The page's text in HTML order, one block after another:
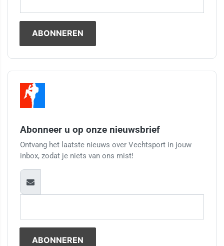
Abonneer u op onze nieuwsbrief
Ontvang het laatste nieuws over Vechtsport in jouw
inbox, zodat je niets van ons mist!